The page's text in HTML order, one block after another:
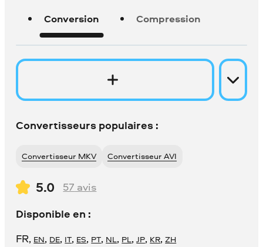
Conversion Compression
Convertisseurs populaires :
Convertisseur MKV Convertisseur AVI
5.0 57 avis
Disponible en :
FR, EN, DE, IT, ES, PT, NL, PL,JP, KR,ZH